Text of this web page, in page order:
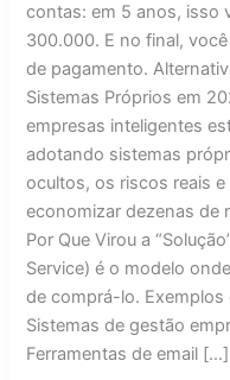
contas: em 5 anos, isso
300.000. E no final,
de pagamento.
Sistemas Próprios em
empresas inteligentes
adotando sistemas
ocultos, os riscos reais
economizar dezenas de
Por Que Virou a
Service) é o modelo
de comprá-lo. Exemplos
Sistemas de gestão
Ferramentas de email […]